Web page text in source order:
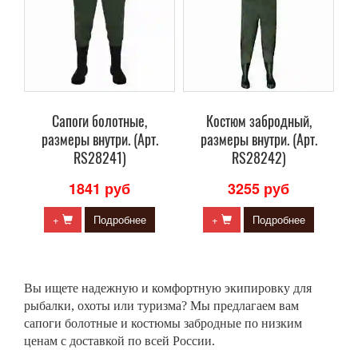
Сапоги болотные,
размеры внутри. (Арт.
RS28241)
1841 руб
+ Подробнее
Костюм забродный,
размеры внутри. (Арт.
RS28242)
3255 руб
+ Подробнее
Вы ищете надежную и комфортную экипировку для
рыбалки, охоты или туризма? Мы предлагаем вам
сапоги болотные и костюмы забродные по низким
ценам с доставкой по всей России.